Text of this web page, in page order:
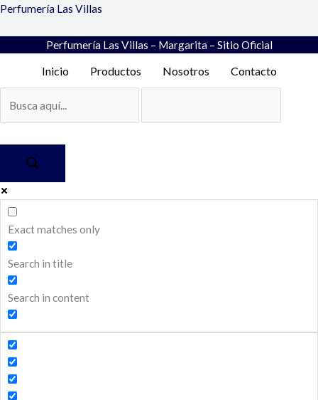
Ir
contenido
Perfumería Las Villas
Perfumería Las Villas – Margarita – Sitio Oficial
Inicio Productos Nosotros Contacto
Exact matches only
Search in title
Search in content